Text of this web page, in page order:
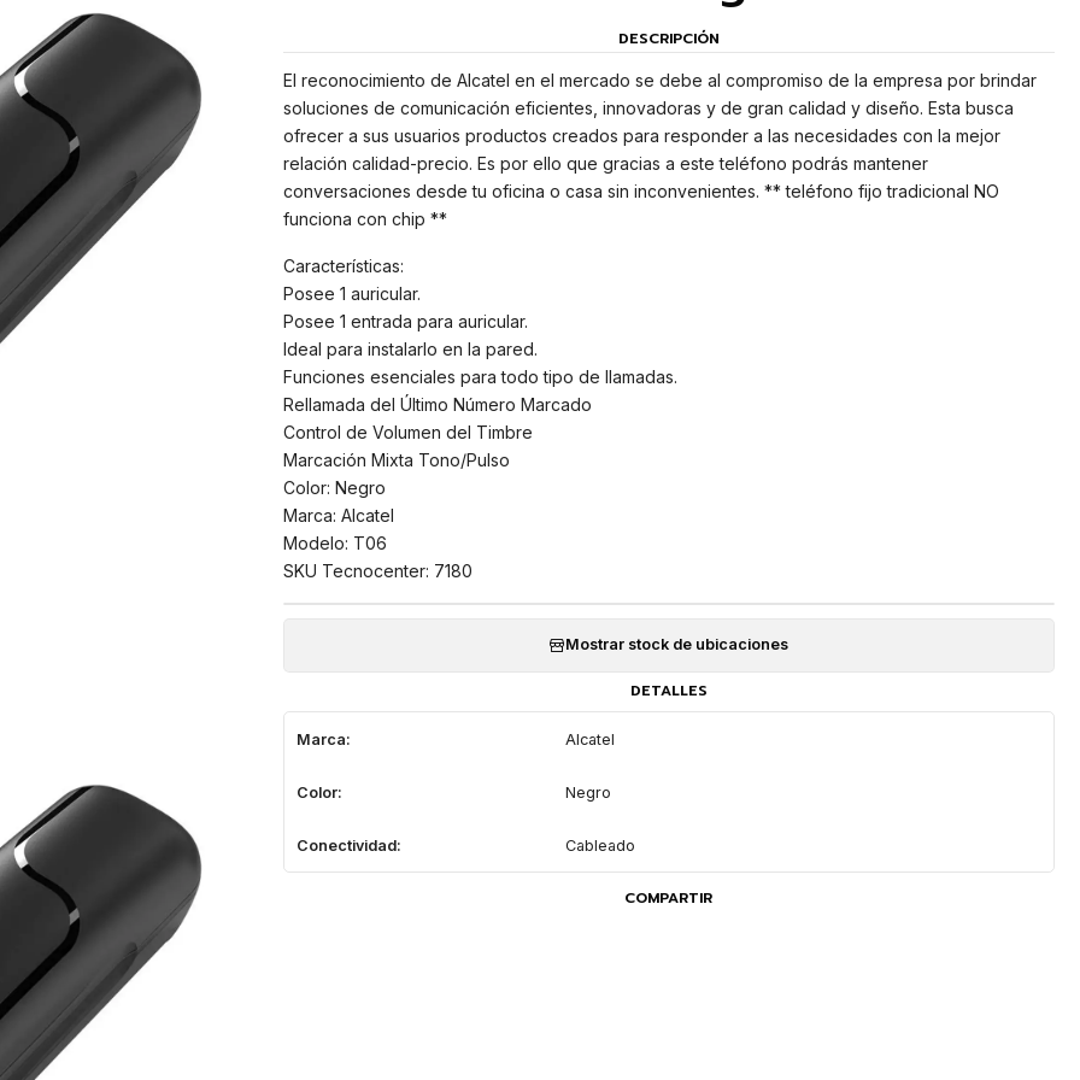
DESCRIPCIÓN
El reconocimiento de Alcatel en el mercado se debe al compromiso de la empresa por brindar
soluciones de comunicación eficientes, innovadoras y de gran calidad y diseño. Esta busca
ofrecer a sus usuarios productos creados para responder a las necesidades con la mejor
relación calidad-precio. Es por ello que gracias a este teléfono podrás mantener
conversaciones desde tu oficina o casa sin inconvenientes. ** teléfono fijo tradicional NO
funciona con chip **
Características:
Posee 1 auricular.
Posee 1 entrada para auricular.
Ideal para instalarlo en la pared.
Funciones esenciales para todo tipo de llamadas.
Rellamada del Último Número Marcado
Control de Volumen del Timbre
Marcación Mixta Tono/Pulso
Color: Negro
Marca: Alcatel
Modelo: T06
SKU Tecnocenter: 7180
Mostrar stock de ubicaciones
DETALLES
Marca: Alcatel
Color: Negro
Conectividad: Cableado
COMPARTIR